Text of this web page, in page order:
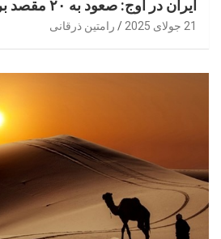
ایران در اوج: صعود به ۲۰ مقصد برتر گردشگری دنیا
21 جولای 2025 رامتین ذرقانی